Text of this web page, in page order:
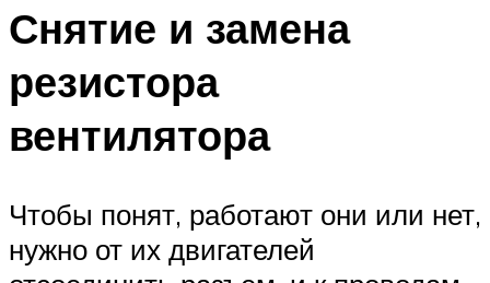
Снятие и замена
резистора
вентилятора
Чтобы понят, работают они или нет,
нужно от их двигателей